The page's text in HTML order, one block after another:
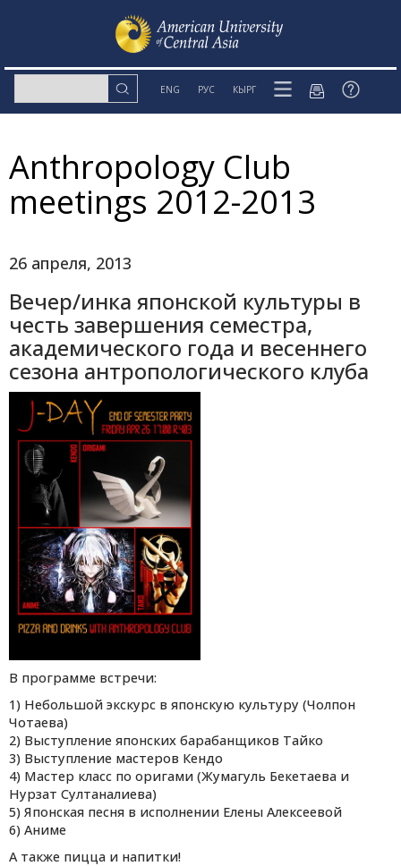
ENG РУС КЫРГ
Anthropology Club
meetings 2012-2013
26 апреля, 2013
Вечер/инка японской культуры в
честь завершения семестра,
академического года и весеннего
сезона антропологического клуба
В программе встречи:
1) Небольшой экскурс в японскую культуру (Чолпон
Чотаева)
2) Выступление японских барабанщиков Тайко
3) Выступление мастеров Кендо
4) Мастер класс по оригами (Жумагуль Бекетаева и
Нурзат Султаналиева)
5) Японская песня в исполнении Елены Алексеевой
6) Аниме
А также пицца и напитки!